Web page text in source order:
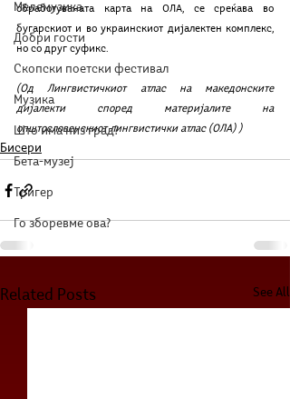
Мелемузика
Добри гости
Скопски поетски фестивал
Музика
Што има низ град?
Бета-музеј
Тригер
Го зборевме ова?
обработуваната карта на ОЛА, се среќава во
бугарскиот и во украинскиот дијалектен комплекс,
но со друг суфикс.
(Од Лингвистичкиот атлас на македонските
дијалекти според материјалите на
општословенскиот лингвистички атлас (ОЛА) )
Бисери
Related Posts See All